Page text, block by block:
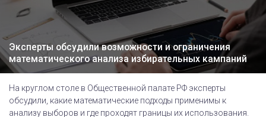
Эксперты обсудили возможности и ограничения
математического анализа избирательных кампаний
На круглом столе в Общественной палате РФ эксперты
обсудили, какие математические подходы применимы к
анализу выборов и где проходят границы их использования.